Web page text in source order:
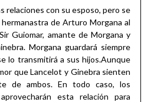
relaciones con su esposo, pero se
de Arturo Morgana al
Guiomar, amante de Morgana y
Morgana guardará siempre
lo transmitirá a sus hijos.Aunque
que Lancelot y Ginebra sienten
de ambos. En todo caso, los
esta relación para